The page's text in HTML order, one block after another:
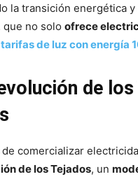
la transición energética y
que no solo ofrece
tarifas de luz con energía
de
de comercializar
de los Tejados, un